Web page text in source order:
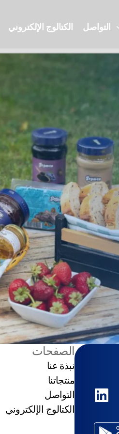
مختبراتنا
خدمات مجتمع المعلومات
المَرْمَلاَد
مجموعة منتجات النزهة
التواصل الكتالوج الإلكتروني
الصفحات
نبذة عنا
منتجاتنا
التواصل
الكتالوج الإلكتروني